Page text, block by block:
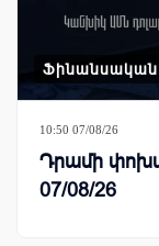
Ֆինանսական
10:50 07/08/26
Դրամի
07/08/26